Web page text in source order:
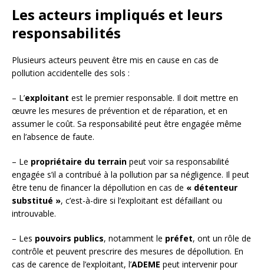
Les acteurs impliqués et leurs
responsabilités
Plusieurs acteurs peuvent être mis en cause en cas de
pollution accidentelle des sols :
– L’exploitant est le premier responsable. Il doit mettre en
œuvre les mesures de prévention et de réparation, et en
assumer le coût. Sa responsabilité peut être engagée même
en l’absence de faute.
– Le propriétaire du terrain peut voir sa responsabilité
engagée s’il a contribué à la pollution par sa négligence. Il peut
être tenu de financer la dépollution en cas de « détenteur
substitué », c’est-à-dire si l’exploitant est défaillant ou
introuvable.
– Les pouvoirs publics, notamment le préfet, ont un rôle de
contrôle et peuvent prescrire des mesures de dépollution. En
cas de carence de l’exploitant, l’ADEME peut intervenir pour